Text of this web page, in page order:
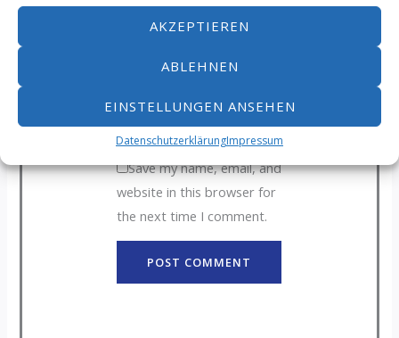
AKZEPTIEREN
ABLEHNEN
EINSTELLUNGEN ANSEHEN
DatenschutzerklärungImpressum
Name*
Adresse*
Website
Save my name, email, and
website in this browser for
the next time I comment.